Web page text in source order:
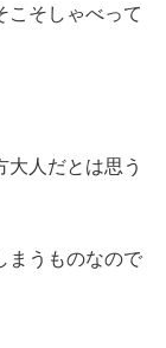
こそしゃべって
人だとは思う
まうものなので